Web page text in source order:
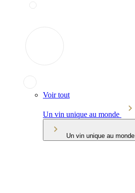
Voir tout
Un vin unique au monde
Un vin unique au monde